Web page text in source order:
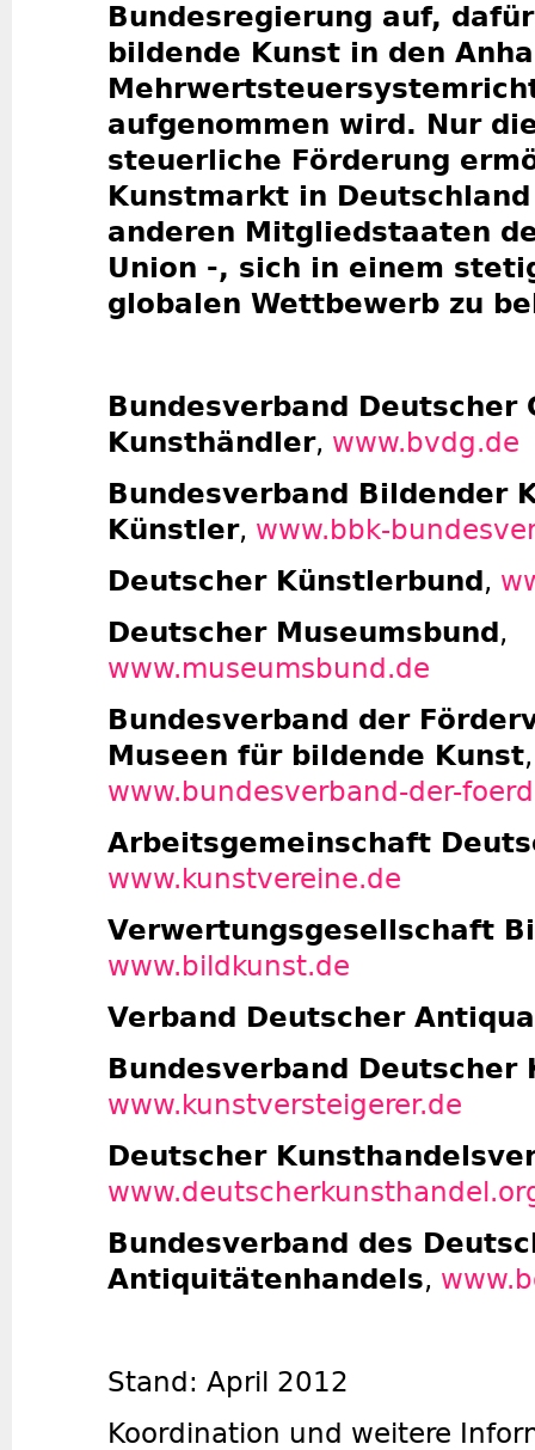
Bundesregierung auf,
bildende Kunst in den
aufgenommen wird. Nur
steuerliche Förderung
Kunstmarkt in
anderen Mitgliedstaaten
Union -, sich in einem
globalen Wettbewerb zu
Bundesverband Deutscher
Kunsthändler, www.bvdg.de
Bundesverband Bildender
Künstler, www.bbk-
Deutscher Künstlerbund,
Deutscher Museumsbund,
www.museumsbund.de
Bundesverband der
Museen für bildende Kunst,
www.bundesverband-der-
Arbeitsgemeinschaft
www.kunstvereine.de
Verwertungsgesellschaft
www.bildkunst.de
Verband Deutscher
Bundesverband
www.kunstversteigerer.de
Deutscher
Bundesverband des
Antiquitätenhandels,
Stand: April 2012
Koordination und weitere